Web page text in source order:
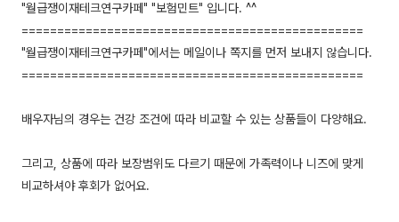
"월급쟁이재테크연구카페" "보험민트" 입니다. ^^
================================================
"월급쟁이재테크연구카페"에서는 메일이나 쪽지를 먼저 보내지 않습니다.
================================================
배우자님의 경우는 건강 조건에 따라 비교할 수 있는 상품들이 다양해요.
그리고, 상품에 따라 보장범위도 다르기 때문에 가족력이나 니즈에 맞게
비교하셔야 후회가 없어요.